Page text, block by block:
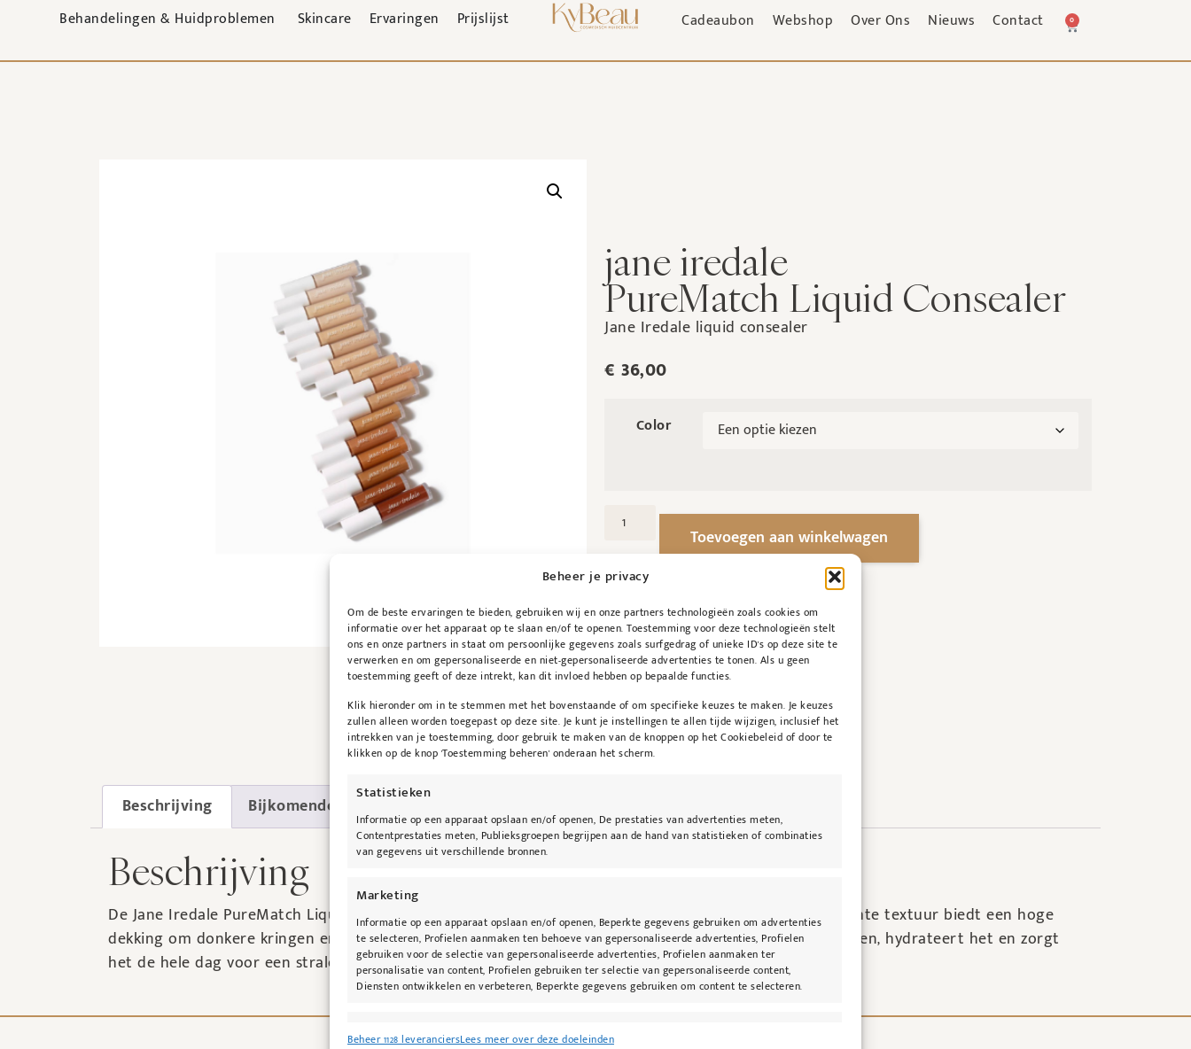
Beheer je privacy
Om de beste ervaringen te bieden, gebruiken wij en onze partners technologieën zoals cookies om
informatie over het apparaat op te slaan en/of te openen. Toestemming voor deze technologieën stelt
ons en onze partners in staat om persoonlijke gegevens zoals surfgedrag of unieke ID's op deze site te
verwerken en om gepersonaliseerde en niet-gepersonaliseerde advertenties te tonen. Als u geen
toestemming geeft of deze intrekt, kan dit invloed hebben op bepaalde functies.
Klik hieronder om in te stemmen met het bovenstaande of om specifieke keuzes te maken. Je keuzes
zullen alleen worden toegepast op deze site. Je kunt je instellingen te allen tijde wijzigen, inclusief het
intrekken van je toestemming, door gebruik te maken van de knoppen op het Cookiebeleid of door te
klikken op de knop 'Toestemming beheren' onderaan het scherm.
Statistieken
Informatie op een apparaat opslaan en/of openen, De prestaties van advertenties meten,
Contentprestaties meten, Publieksgroepen begrijpen aan de hand van statistieken of combinaties
van gegevens uit verschillende bronnen.
Marketing
Informatie op een apparaat opslaan en/of openen, Beperkte gegevens gebruiken om advertenties
te selecteren, Profielen aanmaken ten behoeve van gepersonaliseerde advertenties, Profielen
gebruiken voor de selectie van gepersonaliseerde advertenties, Profielen aanmaken ter
personalisatie van content, Profielen gebruiken ter selectie van gepersonaliseerde content,
Diensten ontwikkelen en verbeteren, Beperkte gegevens gebruiken om content te selecteren.
Toepassingen
Beheer 1128 leveranciersLees meer over deze doeleinden
Behandelingen & Huidproblemen Skincare Ervaringen Prijslijst Cadeaubon Webshop Over Ons Nieuws Contact 0
jane iredale
PureMatch Liquid Consealer
Jane Iredale liquid consealer
€ 36,00
Color
Toevoegen aan winkelwagen
Beschrijving Bijkomende informatie
Beschrijving
De Jane Iredale PureMatch Liquid Concealer is een veelzijdig product voor een perfecte make-up. De lichte textuur biedt een hoge
dekking om donkere kringen en oneffenheden te camoufleren. Verrijkt met huidverzorgende ingrediënten, hydrateert het en zorgt
het de hele dag voor een stralende teint.